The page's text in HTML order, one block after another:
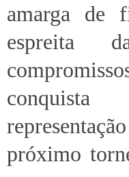
amarga de
espreita
próximo